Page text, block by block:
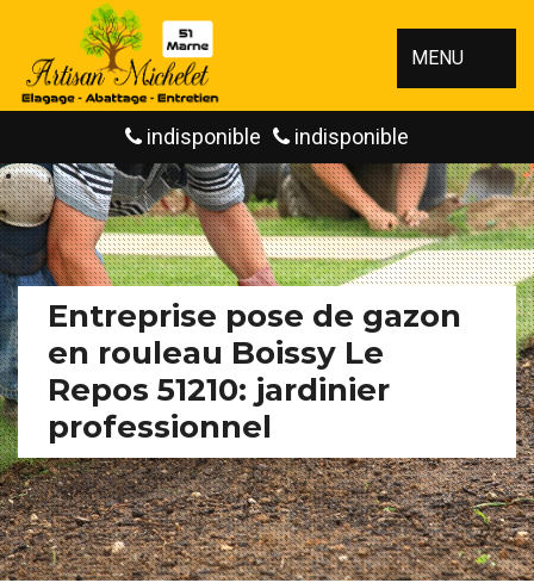
MENU
indisponible indisponible
Entreprise pose de gazon
en rouleau Boissy Le
Repos 51210: jardinier
professionnel